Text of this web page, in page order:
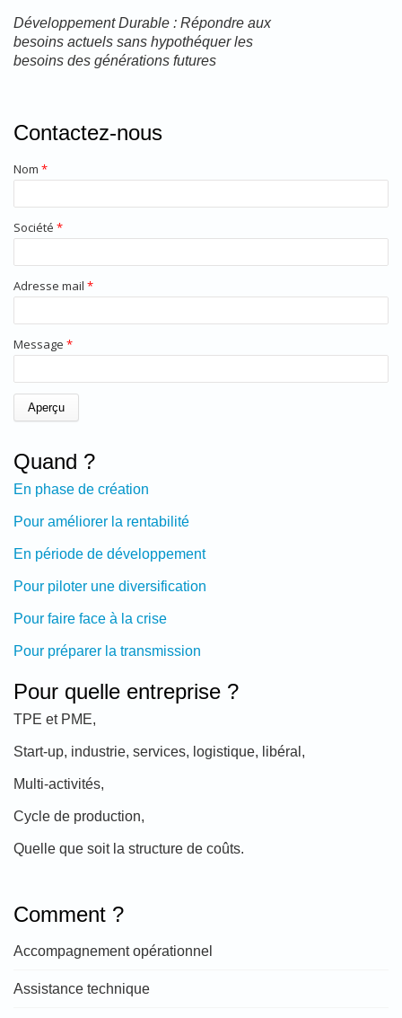
Développement Durable : Répondre aux
besoins actuels sans hypothéquer les
besoins des générations futures
Contactez-nous
Nom *
Société *
Adresse mail *
Message *
Quand ?
En phase de création
Pour améliorer la rentabilité
En période de développement
Pour piloter une diversification
Pour faire face à la crise
Pour préparer la transmission
Pour quelle entreprise ?
TPE et PME,
Start-up, industrie, services, logistique, libéral,
Multi-activités,
Cycle de production,
Quelle que soit la structure de coûts.
Comment ?
Accompagnement opérationnel
Assistance technique